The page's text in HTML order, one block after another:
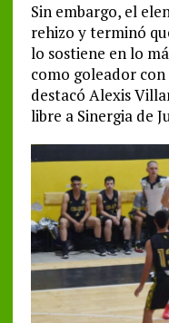
Sin embargo, el
rehizo y terminó
lo sostiene en lo
como goleador con
destacó Alexis
libre a Sinergia de